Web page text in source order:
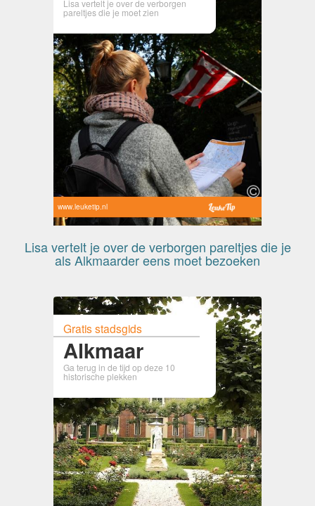
Lisa vertelt je over de verborgen
pareltjes die je moet zien
www.leuketip.nl
Lisa vertelt je over de verborgen pareltjes die je
als Alkmaarder eens moet bezoeken
Gratis stadsgids
Alkmaar
Ga terug in de tijd op deze 10
historische plekken